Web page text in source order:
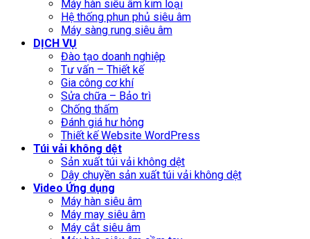
Máy hàn siêu âm kim loại
Hệ thống phun phủ siêu âm
Máy sàng rung siêu âm
DỊCH VỤ
Đào tạo doanh nghiệp
Tư vấn – Thiết kế
Gia công cơ khí
Sửa chữa – Bảo trì
Chống thấm
Đánh giá hư hỏng
Thiết kế Website WordPress
Túi vải không dệt
Sản xuất túi vải không dệt
Dây chuyền sản xuất túi vải không dệt
Video Ứng dụng
Máy hàn siêu âm
Máy may siêu âm
Máy cắt siêu âm